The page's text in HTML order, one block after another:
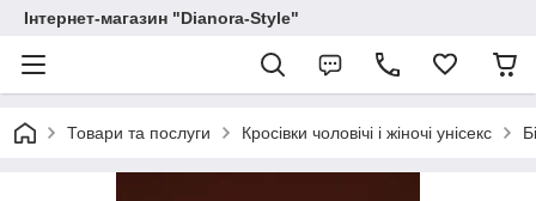
Інтернет-магазин "Dianora-Style"
Товари та послуги Кросівки чоловічі і жіночі унісекс